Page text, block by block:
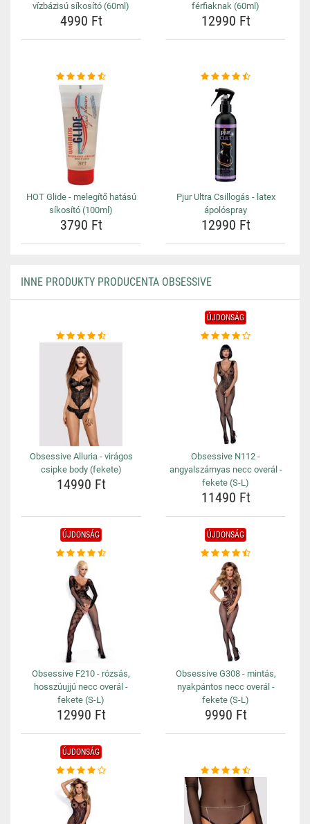
vízbázisú síkosító (60ml)
4990 Ft
férfiaknak (60ml)
12990 Ft
HOT Glide - melegítő hatású
síkosító (100ml)
3790 Ft
Pjur Ultra Csillogás - latex
ápolóspray
12990 Ft
INNE PRODUKTY PRODUCENTA OBSESSIVE
Obsessive Alluria - virágos
csipke body (fekete)
14990 Ft
ÚJDONSÁG
Obsessive N112 -
angyalszárnyas necc overál -
fekete (S-L)
11490 Ft
ÚJDONSÁG
Obsessive F210 - rózsás,
hosszúujjú necc overál -
fekete (S-L)
12990 Ft
ÚJDONSÁG
Obsessive G308 - mintás,
nyakpántos necc overál -
fekete (S-L)
9990 Ft
ÚJDONSÁG